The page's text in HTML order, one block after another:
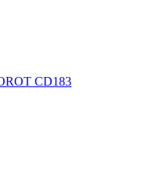
CD183